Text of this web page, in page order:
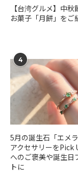
【台湾グルメ】中秋
お菓子「月餅」をご
4
5月の誕生石「エメ
アクセサリーをPick
へのご褒美や誕生日
トに